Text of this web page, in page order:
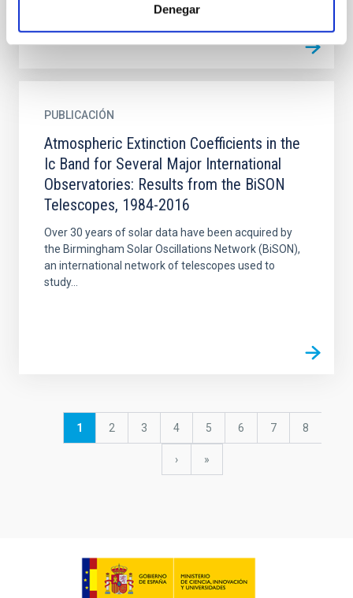
Denegar
PUBLICACIÓN
Atmospheric Extinction Coefficients in the
Ic Band for Several Major International
Observatories: Results from the BiSON
Telescopes, 1984-2016
Over 30 years of solar data have been acquired by
the Birmingham Solar Oscillations Network (BiSON),
an international network of telescopes used to
study...
PaginaciónPágina
1 Página
2 Página
3 Página
4 Página
5 Página
6 Página
7 Página
8
Siguiente
›
última
»